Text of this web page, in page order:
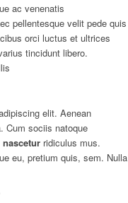
ac venenatis
pellentesque velit pede quis
orci luctus et ultrices
tincidunt libero.
elit. Aenean
Cum sociis natoque
nascetur ridiculus mus.
eu, pretium quis, sem. Nulla